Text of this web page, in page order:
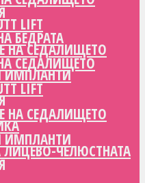
LIFT
НА СЕДАЛИЩЕТО
ИМПЛАНТИ
ЧЕЛЮСТНАТА
БЕДРАТА
СЕДАЛИЩЕТО
LIFT
НА СЕДАЛИЩЕТО